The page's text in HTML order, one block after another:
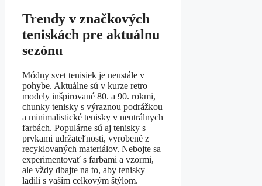
Trendy v značkových
teniskách pre aktuálnu
sezónu
Módny svet tenisiek je neustále v
pohybe. Aktuálne sú v kurze retro
modely inšpirované 80. a 90. rokmi,
chunky tenisky s výraznou podrážkou
a minimalistické tenisky v neutrálnych
farbách. Populárne sú aj tenisky s
prvkami udržateľnosti, vyrobené z
recyklovaných materiálov. Nebojte sa
experimentovať s farbami a vzormi,
ale vždy dbajte na to, aby tenisky
ladili s vaším celkovým štýlom.